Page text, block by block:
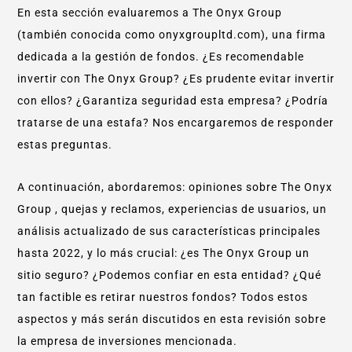
En esta sección evaluaremos a The Onyx Group
(también conocida como onyxgroupltd.com), una firma
dedicada a la gestión de fondos. ¿Es recomendable
invertir con The Onyx Group? ¿Es prudente evitar invertir
con ellos? ¿Garantiza seguridad esta empresa? ¿Podría
tratarse de una estafa? Nos encargaremos de responder
estas preguntas.
A continuación, abordaremos: opiniones sobre The Onyx
Group , quejas y reclamos, experiencias de usuarios, un
análisis actualizado de sus características principales
hasta 2022, y lo más crucial: ¿es The Onyx Group un
sitio seguro? ¿Podemos confiar en esta entidad? ¿Qué
tan factible es retirar nuestros fondos? Todos estos
aspectos y más serán discutidos en esta revisión sobre
la empresa de inversiones mencionada.